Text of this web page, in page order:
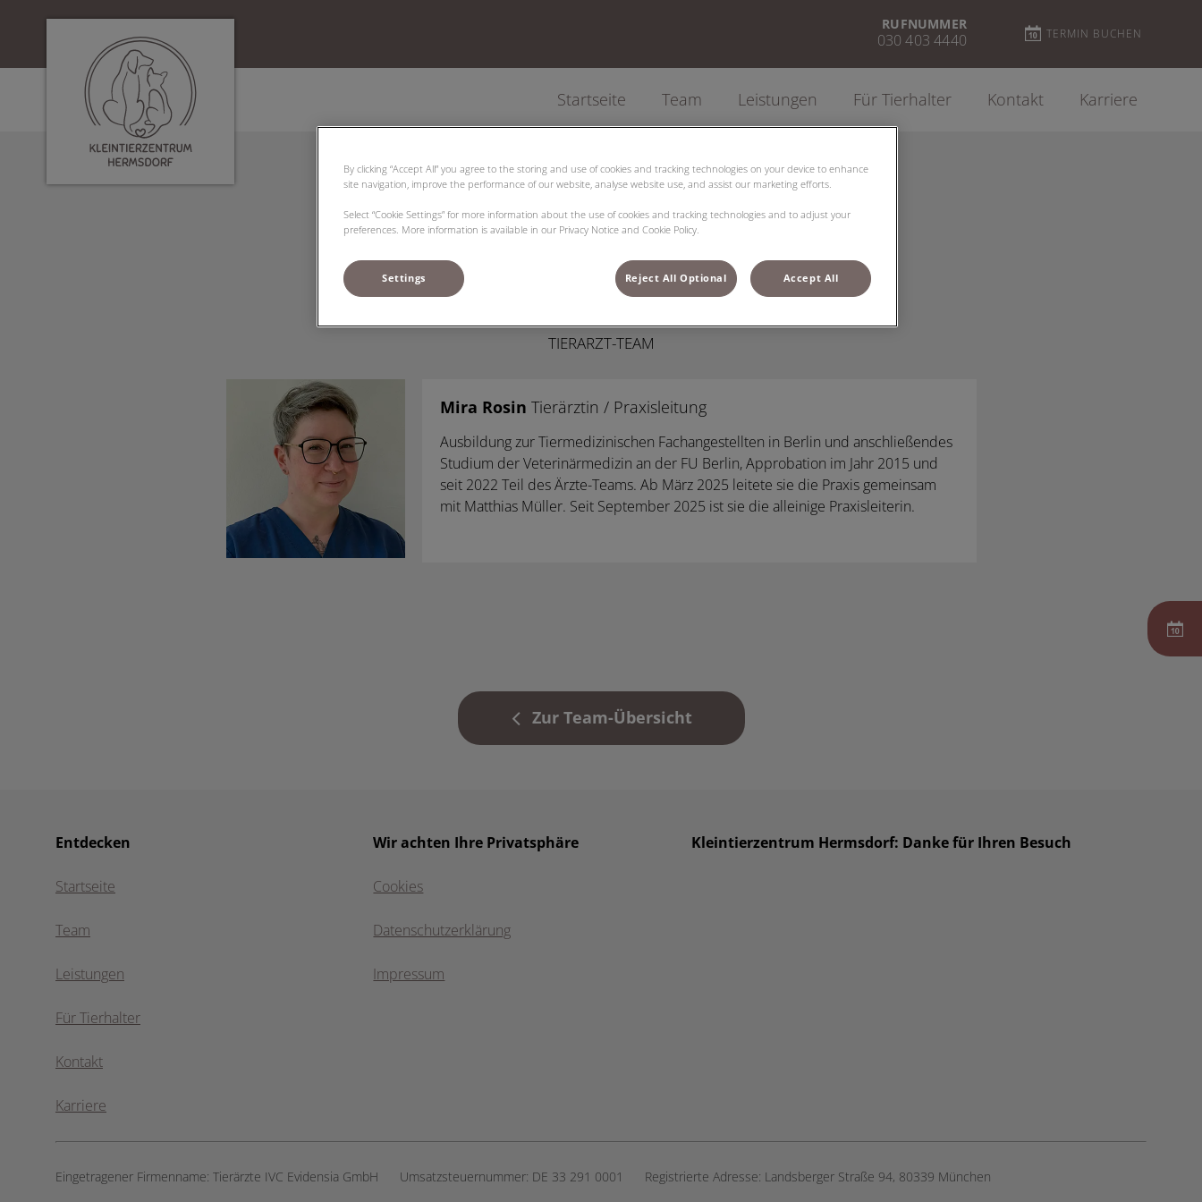
Homepage Tierarzt Hermsdorf
RUFNUMMER
030 403 4440 TERMIN BUCHEN
Startseite Team Leistungen Für Tierhalter Kontakt Karriere
Mira Rosin
TIERARZT-TEAM
Mira Rosin Tierärztin / Praxisleitung
Ausbildung zur Tiermedizinischen Fachangestellten in Berlin und anschließendes
Studium der Veterinärmedizin an der FU Berlin, Approbation im Jahr 2015 und
seit 2022 Teil des Ärzte-Teams. Ab März 2025 leitete sie die Praxis gemeinsam
mit Matthias Müller. Seit September 2025 ist sie die alleinige Praxisleiterin.
Zur Team-Übersicht
Entdecken
Startseite
Team
Leistungen
Für Tierhalter
Kontakt
Karriere
Wir achten Ihre Privatsphäre
Cookies
Datenschutzerklärung
Impressum
Kleintierzentrum Hermsdorf: Danke für Ihren Besuch
Eingetragener Firmenname: Tierärzte IVC Evidensia GmbH Umsatzsteuernummer: DE 33 291 0001 Registrierte Adresse: Landsberger Straße 94, ​80339 München
By clicking “Accept All” you agree to the storing and use of cookies and tracking technologies on your device to enhance
site navigation, improve the performance of our website, analyse website use, and assist our marketing efforts.
Select “Cookie Settings” for more information about the use of cookies and tracking technologies and to adjust your
preferences. More information is available in our Privacy Notice and Cookie Policy.
Settings Reject All Optional Accept All